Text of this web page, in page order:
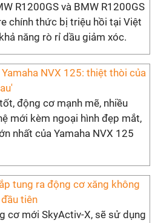
R1200GS và BMW R1200GS
chính thức bị triệu hồi tại Việt
năng rò rỉ dầu giảm xóc.
NVX 125: thiệt thòi của
động cơ mạnh mẽ, nhiều
mới kèm ngoại hình đẹp mắt,
nhất của Yamaha NVX 125
tung ra động cơ xăng không
tiên
cơ mới SkyActiv-X, sẽ sử dụng